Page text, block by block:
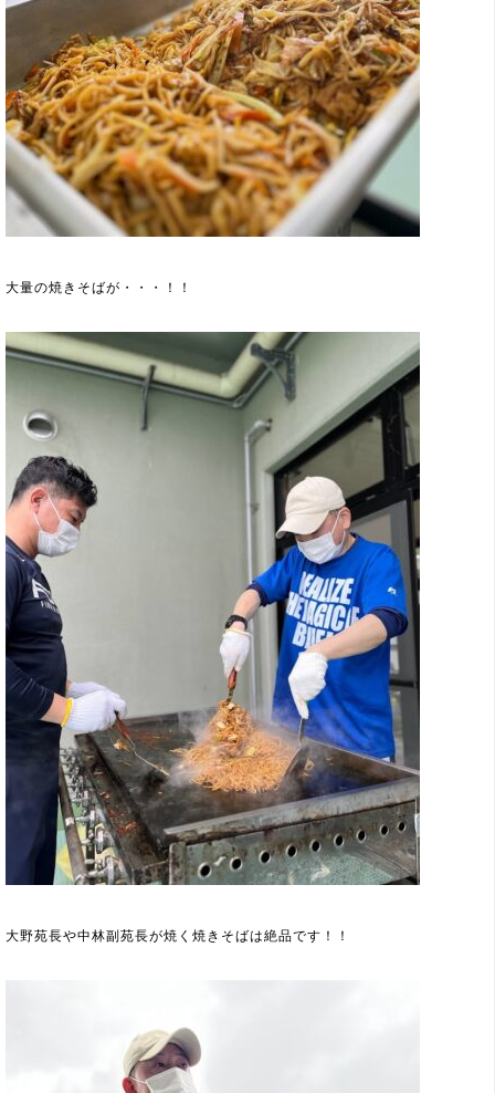
大量の焼きそばが・・・！！
大野苑長や中林副苑長が焼く焼きそばは絶品です！！